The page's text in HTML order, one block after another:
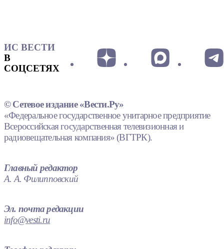
ИС ВЕСТИ
В
СОЦСЕТЯХ
© Сетевое издание «Вести.Ру»
«Федеральное государственное унитарное предприятие
Всероссийская государственная телевизионная и
радиовещательная компания» (ВГТРК).
Главный редактор
А. А. Филипповский
Эл. почта редакции
info@vesti.ru